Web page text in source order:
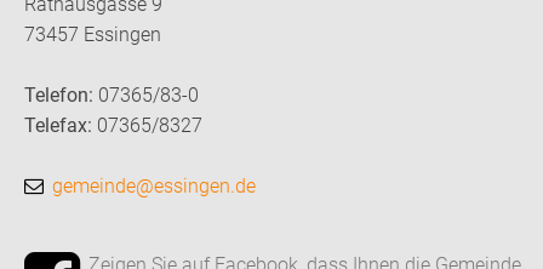
73457 Essingen
Telefon: 07365/83-0
Telefax: 07365/8327
gemeinde@essingen.de